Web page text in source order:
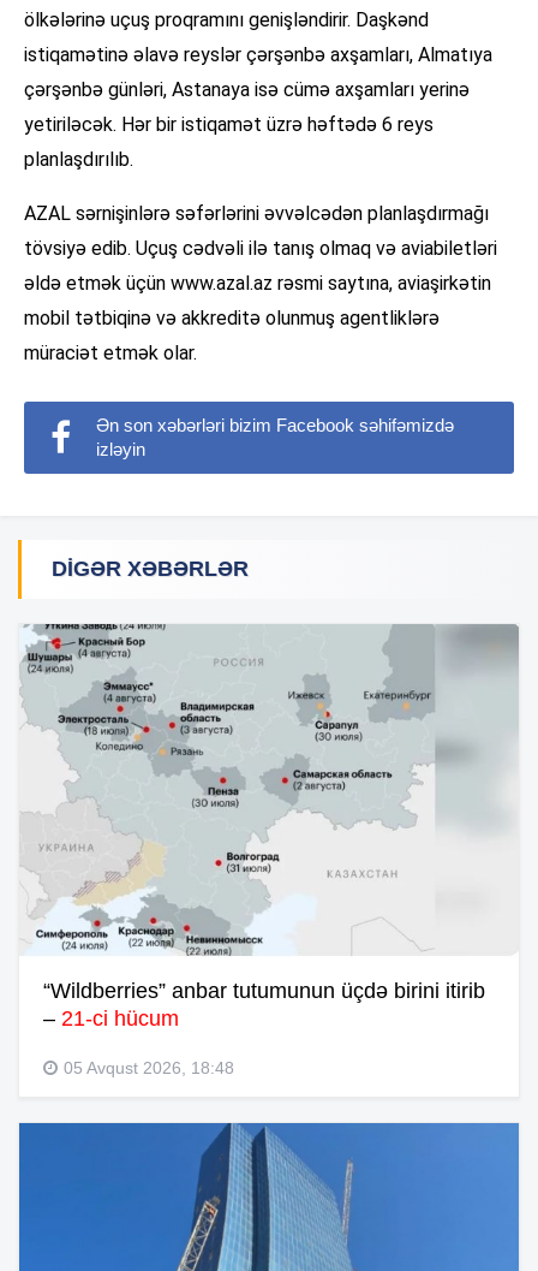
ölkələrinə uçuş proqramını genişləndirir. Daşkənd
istiqamətinə əlavə reyslər çərşənbə axşamları, Almatıya
çərşənbə günləri, Astanaya isə cümə axşamları yerinə
yetiriləcək. Hər bir istiqamət üzrə həftədə 6 reys
planlaşdırılıb.
AZAL sərnişinlərə səfərlərini əvvəlcədən planlaşdırmağı
tövsiyə edib. Uçuş cədvəli ilə tanış olmaq və aviabiletləri
əldə etmək üçün www.azal.az rəsmi saytına, aviaşirkətin
mobil tətbiqinə və akkreditə olunmuş agentliklərə
müraciət etmək olar.
Ən son xəbərləri bizim Facebook səhifəmizdə
izləyin
DIGƏR XƏBƏRLƏR
“Wildberries” anbar tutumunun üçdə birini itirib
– 21-ci hücum
05 Avqust 2026, 18:48